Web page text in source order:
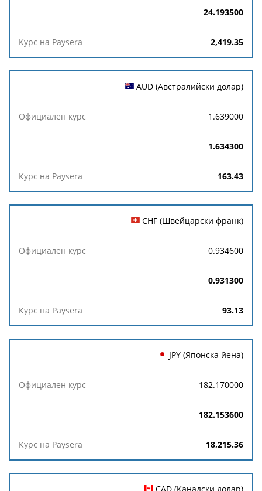
24.193500
2,419.35
AUD (Австралийски долар)
1.639000
1.634300
163.43
CHF (Швейцарски франк)
0.934600
0.931300
93.13
JPY (Японска йена)
182.170000
182.153600
18,215.36